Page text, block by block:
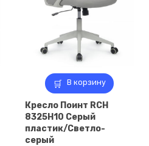
В корзину
Кресло Поинт RCH
8325H10 Серый
пластик/Светло-
серый